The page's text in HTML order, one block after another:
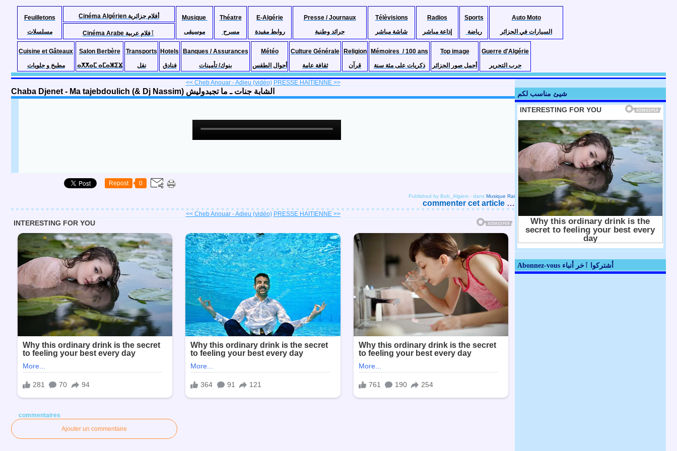
Feuilletons
مسلسلات
Cinéma Algérien أفلام جزائرية
Musique
موسيقى
Théatre
مسرح
E-Algérie
روابط مفيدة
Presse / Journaux
جرائد وطنية
Télèvisions
شاشة مباشر
Radios
إذاعة مباشر
Sports
رياضة
Auto Moto
السيارات في الجزائر
Cinéma Arabe ٱفلام عربية
Cuisine et Gâteaux
مطبخ و حلويات
Salon Berbère
ⴰⵅⵅⴰⵎ ⴰⵎⴰⵣⵉⴴ
Transports
نقل
Hotels
فنادق
Banques / Assurances
بنوك/ تأمينات
Météo
أحوال الطقس
Culture Générale
ثقافة عامة
Religion
قرآن
Mémoires / 100 ans
ذكريات على مئة سنة
Top image
أجمل صور الجزائر
Guerre d'Algérie
حرب التحرير
<< Cheb Anouar - Adieu (vidéo) PRESSE HAITIENNE >>
Chaba Djenet - Ma tajebdoulich (& Dj Nassim) الشابة جنات ـ ما تجبدوليش
Repost 0
Published by Bob_Algiers - dans Musique Rai
commenter cet article …
<< Cheb Anouar - Adieu (vidéo) PRESSE HAITIENNE >>
commentaires
Ajouter un commentaire
شيئ مناسب لكم
Abonnez-vous أشتركوا ٱخر أنباء